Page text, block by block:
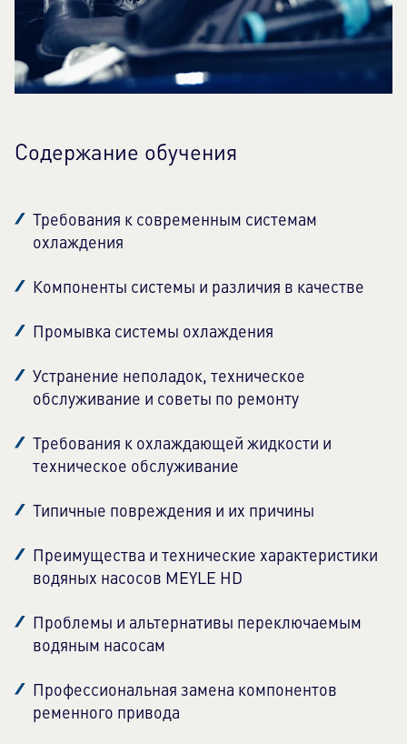
Содержание обучения
Требования к современным системам
охлаждения
Компоненты системы и различия в качестве
Промывка системы охлаждения
Устранение неполадок, техническое
обслуживание и советы по ремонту
Требования к охлаждающей жидкости и
техническое обслуживание
Типичные повреждения и их причины
Преимущества и технические характеристики
водяных насосов MEYLE HD
Проблемы и альтернативы переключаемым
водяным насосам
Профессиональная замена компонентов
ременного привода